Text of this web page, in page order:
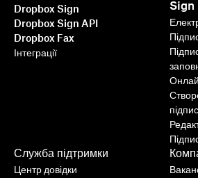
Dropbox Sign
Dropbox Sign API
Dropbox Fax
Інтеграції
Sign
Служба підтримки
Центр довідки